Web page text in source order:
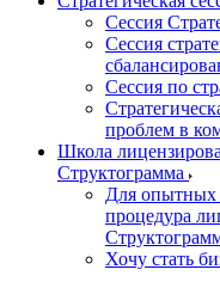
Сессия
Сессия
Сессия по
проблем в
Школа
Структограмма
Для опытных
процедура
Хочу стать